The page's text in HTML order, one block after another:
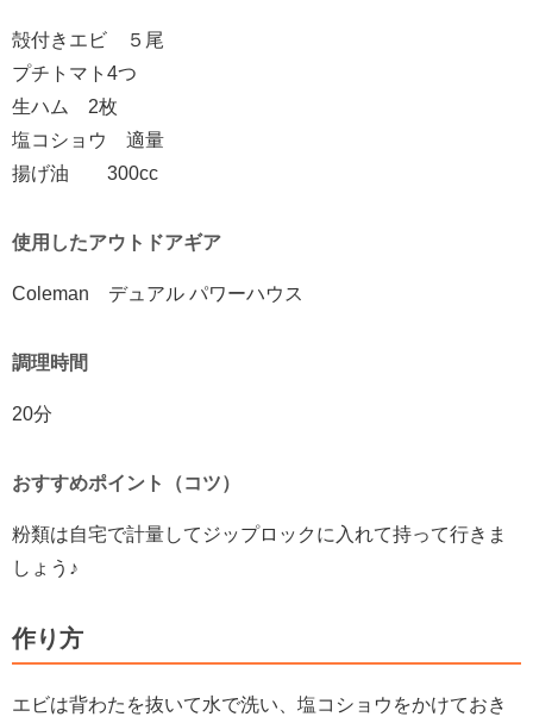
殻付きエビ ５尾
プチトマト4つ
生ハム 2枚
塩コショウ 適量
揚げ油 300cc
使用したアウトドアギア
Coleman デュアル パワーハウス
調理時間
20分
おすすめポイント（コツ）
粉類は自宅で計量してジップロックに入れて持って行きま
しょう♪
作り方
エビは背わたを抜いて水で洗い、塩コショウをかけておき